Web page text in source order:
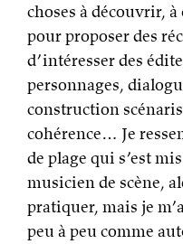
choses à découvrir,
pour proposer des
d’intéresser des
personnages,
construction
cohérence… Je
de plage qui s’est
musicien de scène,
pratiquer, mais je
peu à peu comme